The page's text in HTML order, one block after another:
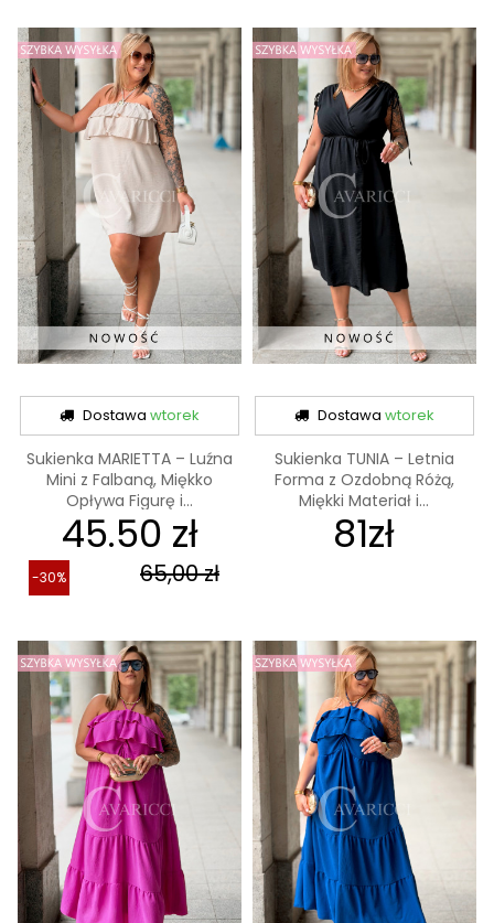
Dostawawtorek
Sukienka MARIETTA – Luźna
Mini z Falbaną, Miękko
Opływa Figurę i...
45.50 zł
65,00 zł
-30%
Dostawa wtorek
Sukienka TUNIA – Letnia
Forma z Ozdobną Różą,
Miękki Materiał i...
81zł